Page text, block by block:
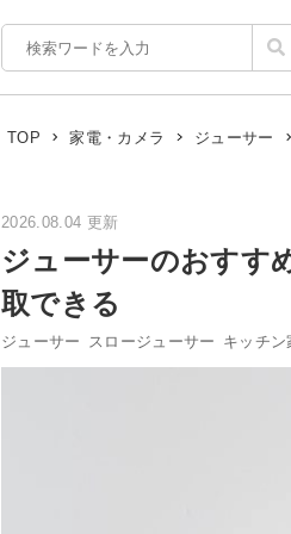
TOP 家電・カメラ ジューサー
2026.08.04 更新
ジューサーのおすす
取できる
ジューサー スロージューサー キッチン